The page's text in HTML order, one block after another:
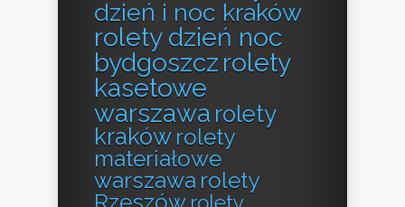
dzień i noc kraków
rolety dzień noc
bydgoszcz rolety
kasetowe
warszawa rolety
kraków rolety
materiałowe
warszawa rolety